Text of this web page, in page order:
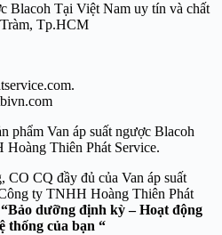
Blacoh Tại Việt Nam uy tín và chất
Tp.HCM
phẩm Van áp suất ngược Blacoh
Thiên Phát Service.
CO CQ đầy đủ của Van áp suất
ty TNHH Hoàng Thiên Phát
“Bảo dưỡng định kỳ – Hoạt động
thống của bạn “